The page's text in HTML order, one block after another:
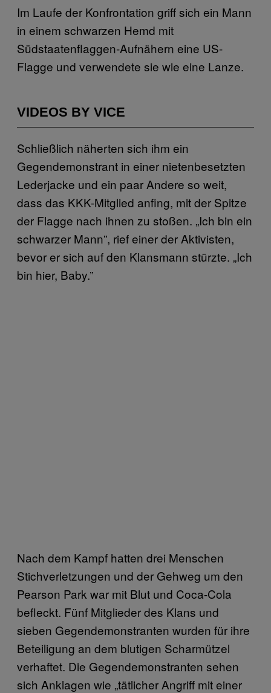
Im Laufe der Konfrontation griff sich ein Mann
in einem schwarzen Hemd mit
Südstaatenflaggen-Aufnähern eine US-
Flagge und verwendete sie wie eine Lanze.
VIDEOS BY VICE
Schließlich näherten sich ihm ein
Gegendemonstrant in einer nietenbesetzten
Lederjacke und ein paar Andere so weit,
dass das KKK-Mitglied anfing, mit der Spitze
der Flagge nach ihnen zu stoßen. „Ich bin ein
schwarzer Mann”, rief einer der Aktivisten,
bevor er sich auf den Klansmann stürzte. „Ich
bin hier, Baby.”
Nach dem Kampf hatten drei Menschen
Stichverletzungen und der Gehweg um den
Pearson Park war mit Blut und Coca-Cola
befleckt. Fünf Mitglieder des Klans und
sieben Gegendemonstranten wurden für ihre
Beteiligung an dem blutigen Scharmützel
verhaftet. Die Gegendemonstranten sehen
sich Anklagen wie „tätlicher Angriff mit einer